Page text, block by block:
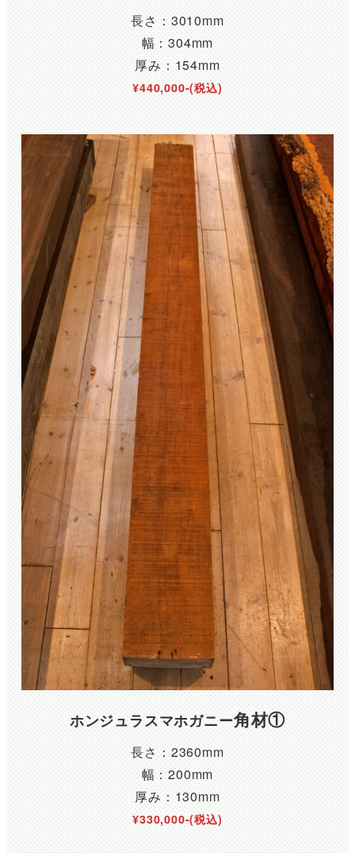
長さ：3010mm
幅：304mm
厚み：154mm
¥440,000-(税込)
ホンジュラスマホガニー角材①
長さ：2360mm
幅：200mm
厚み：130mm
¥330,000-(税込)